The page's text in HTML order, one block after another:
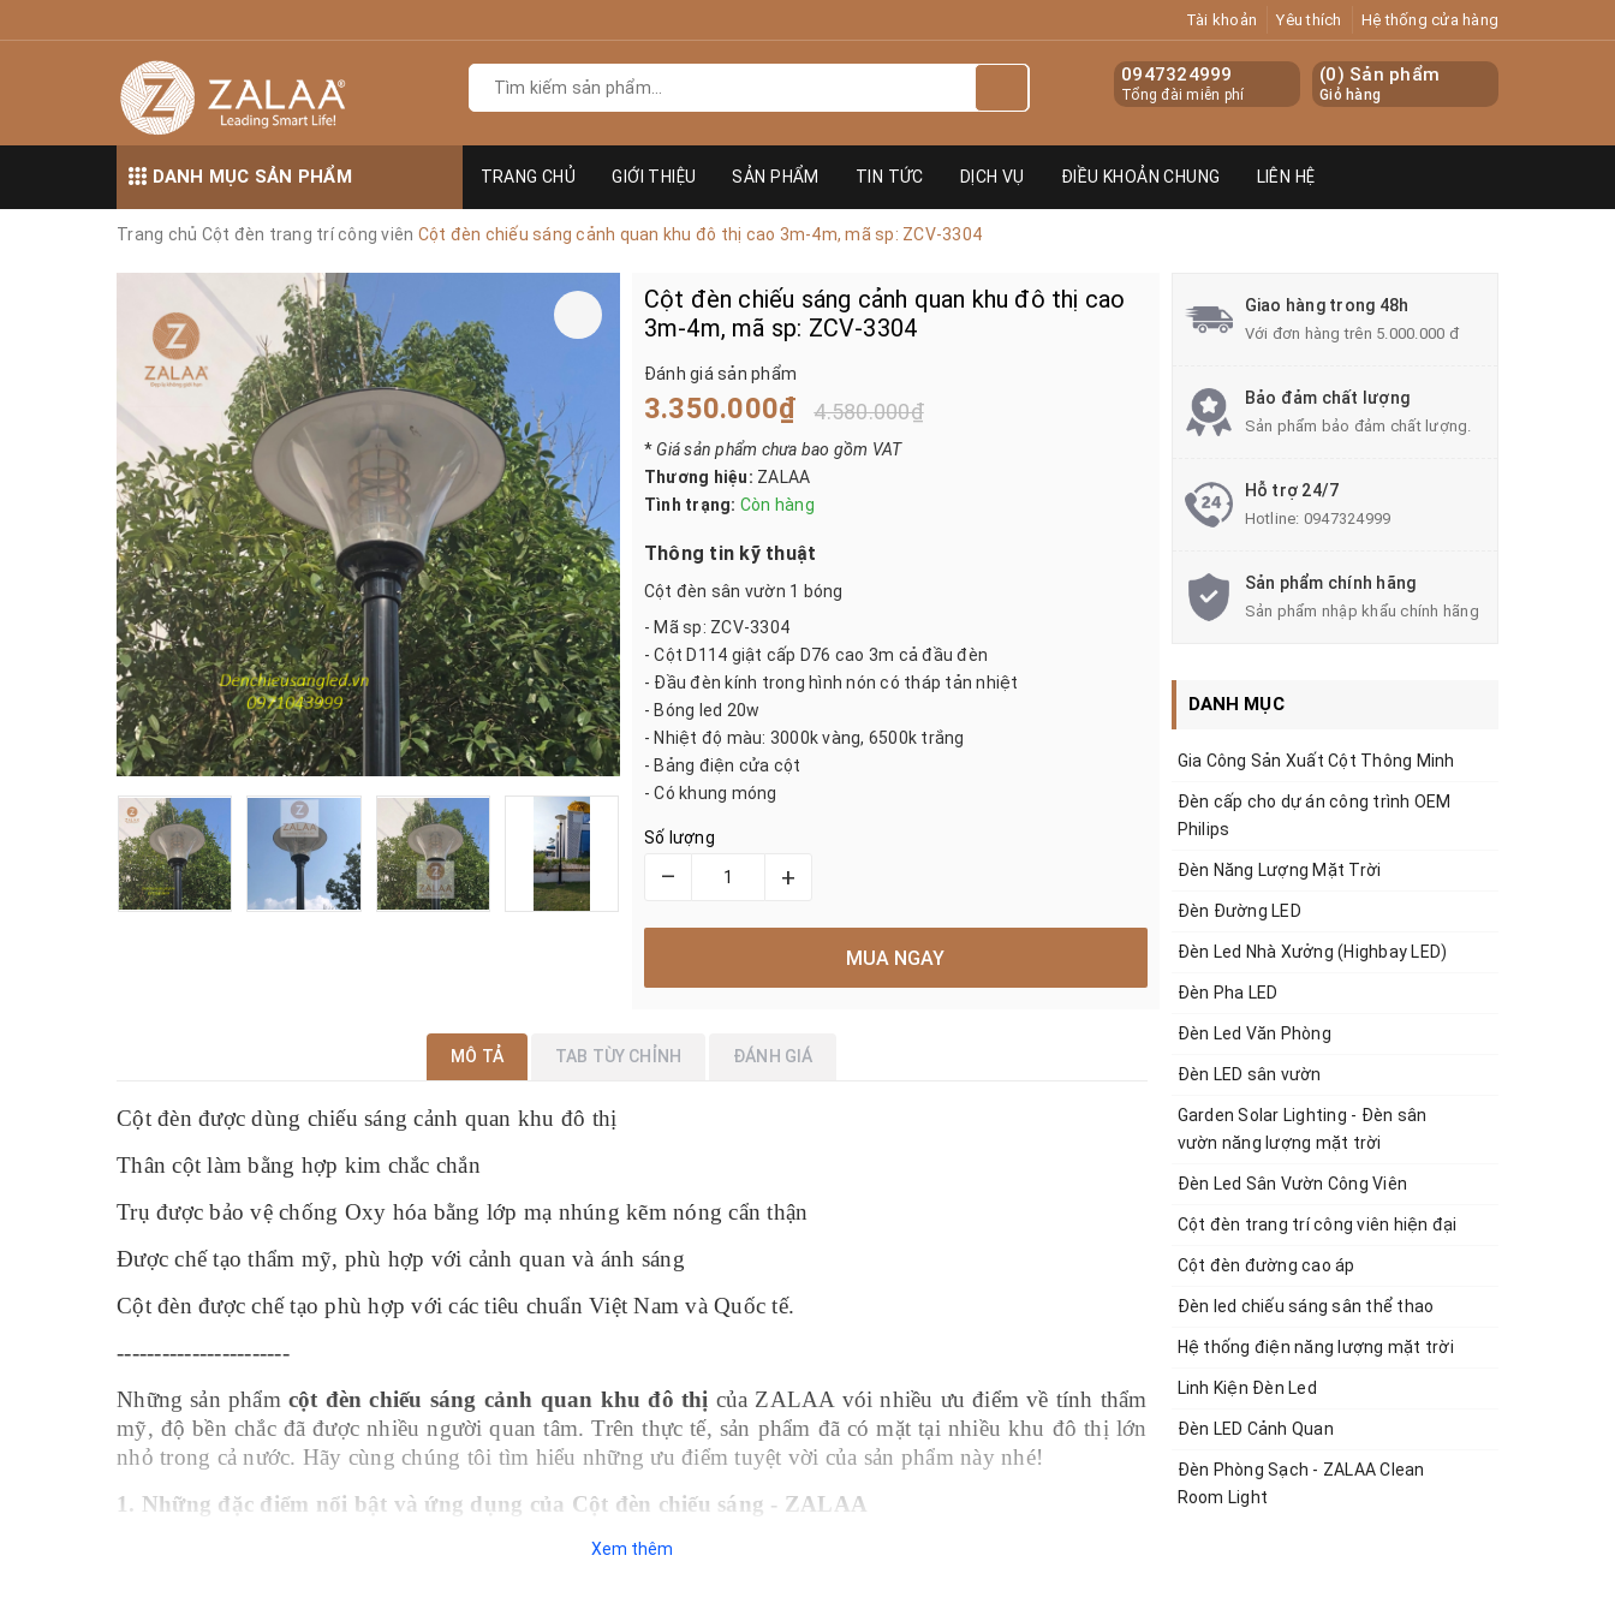
Tài khoản Yêu thích Hệ thống cửa hàng
(0) Sản phẩm
Giỏ hàng
0947324999
Tổng đài miễn phí
DANH MỤC SẢN PHẨM TRANG CHỦ GIỚI THIỆU SẢN PHẨM TIN TỨC DỊCH VỤ ĐIỀU KHOẢN CHUNG LIÊN HỆ
Trang chủ Cột đèn trang trí công viên Cột đèn chiếu sáng cảnh quan khu đô thị cao 3m-4m, mã sp: ZCV-3304
Cột đèn chiếu sáng cảnh quan khu đô thị cao
3m-4m, mã sp: ZCV-3304
Đánh giá sản phẩm
3.350.000₫ 4.580.000₫
*Giá sản phẩm chưa bao gồm VAT
Thương hiệu: ZALAA
Tình trạng: Còn hàng
Thông tin kỹ thuật
Cột đèn sân vườn 1 bóng
- Mã sp: ZCV-3304
- Cột D114 giật cấp D76 cao 3m cả đầu đèn
- Đầu đèn kính trong hình nón có tháp tản nhiệt
- Bóng led 20w
- Nhiệt độ màu: 3000k vàng, 6500k trắng
- Bảng điện cửa cột
- Có khung móng
Số lượng
– +
MUA NGAY
MÔ TẢ TAB TÙY CHỈNH ĐÁNH GIÁ
Cột đèn được dùng chiếu sáng cảnh quan khu đô thị
Thân cột làm bằng hợp kim chắc chắn
Trụ được bảo vệ chống Oxy hóa bằng lớp mạ nhúng kẽm nóng cẩn thận
Được chế tạo thẩm mỹ, phù hợp với cảnh quan và ánh sáng
Cột đèn được chế tạo phù hợp với các tiêu chuẩn Việt Nam và Quốc tế.
-----------------------
Những sản phẩm cột đèn chiếu sáng cảnh quan khu đô thị của ZALAA vói nhiều ưu điểm về tính thẩm
mỹ, độ bền chắc đã được nhiều người quan tâm. Trên thực tế, sản phẩm đã có mặt tại nhiều khu đô thị lớn
nhỏ trong cả nước. Hãy cùng chúng tôi tìm hiểu những ưu điểm tuyệt vời của sản phẩm này nhé!
1. Những đặc điểm nổi bật và ứng dụng của Cột đèn chiếu sáng - ZALAA
Xem thêm
Giao hàng trong 48h
Với đơn hàng trên 5.000.000 đ
Bảo đảm chất lượng
Sản phẩm bảo đảm chất lượng.
Hỗ trợ 24/7
Hotline: 0947324999
Sản phẩm chính hãng
Sản phẩm nhập khẩu chính hãng
DANH MỤC
Gia Công Sản Xuất Cột Thông Minh
Đèn cấp cho dự án công trình OEM
Philips
Đèn Năng Lượng Mặt Trời
Đèn Đường LED
Đèn Led Nhà Xưởng (Highbay LED)
Đèn Pha LED
Đèn Led Văn Phòng
Đèn LED sân vườn
Garden Solar Lighting - Đèn sân
vườn năng lượng mặt trời
Đèn Led Sân Vườn Công Viên
Cột đèn trang trí công viên hiện đại
Cột đèn đường cao áp
Đèn led chiếu sáng sân thể thao
Hệ thống điện năng lượng mặt trời
Linh Kiện Đèn Led
Đèn LED Cảnh Quan
Đèn Phòng Sạch - ZALAA Clean
Room Light